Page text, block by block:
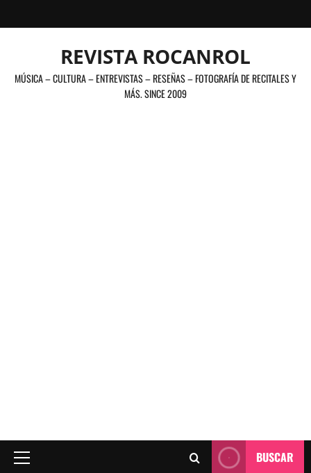
al
REVISTA ROCANROL
MÚSICA – CULTURA – ENTREVISTAS – RESEÑAS – FOTOGRAFÍA DE RECITALES Y
MÁS. SINCE 2009
Menú
BUSCAR